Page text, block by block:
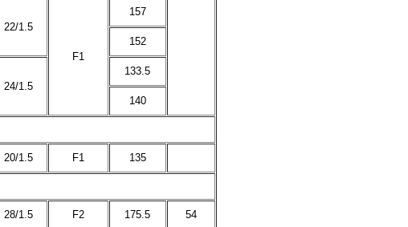
22/1.5
F1
157
152
24/1.5
133.5
140
20/1.5 F1 135
28/1.5 F2 175.5 54